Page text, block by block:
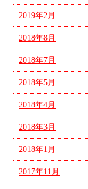
2019年2月
2018年8月
2018年7月
2018年5月
2018年4月
2018年3月
2018年1月
2017年11月